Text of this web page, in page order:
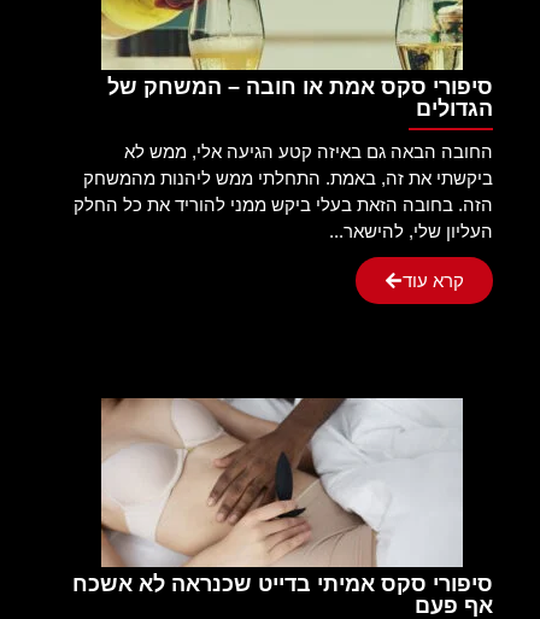
סיפורי סקס אמת או חובה – המשחק של
הגדולים
החובה הבאה גם באיזה קטע הגיעה אלי, ממש לא
ביקשתי את זה, באמת. התחלתי ממש ליהנות מהמשחק
הזה. בחובה הזאת בעלי ביקש ממני להוריד את כל החלק
העליון שלי, להישאר...
קרא עוד
סיפורי סקס אמיתי בדייט שכנראה לא אשכח
אף פעם